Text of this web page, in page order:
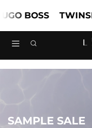
BOSS TWINSET
SAMPLE SALE